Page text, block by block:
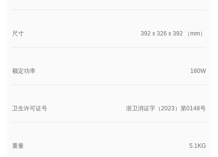
尺寸 392 x 326 x 392 （mm）
额定功率 180W
卫生许可证号 浙卫消证字（2023）第0148号
重量 5.1KG